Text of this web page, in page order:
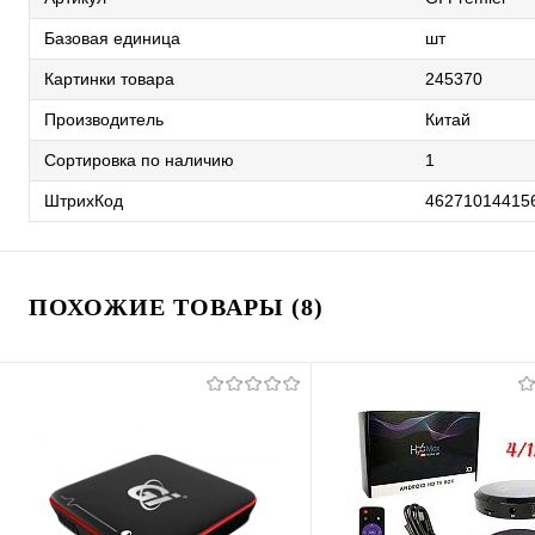
Базовая единица шт
Картинки товара 245370
Производитель Китай
Сортировка по наличию 1
ШтрихКод
ПОХОЖИЕ ТОВАРЫ (8)